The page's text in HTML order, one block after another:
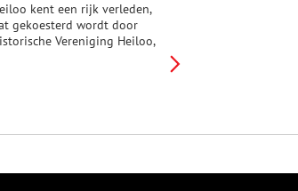
kent een rijk verleden,
gekoesterd wordt door
Vereniging Heiloo,